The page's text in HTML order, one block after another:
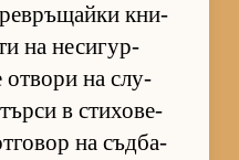
кни­
на не­си­гур­
от­вори на слу­
в сти­хо­ве­
на съд­ба­